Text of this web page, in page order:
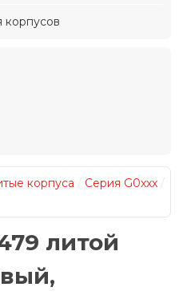
корпусов
корпуса Серия G0xxx
литой